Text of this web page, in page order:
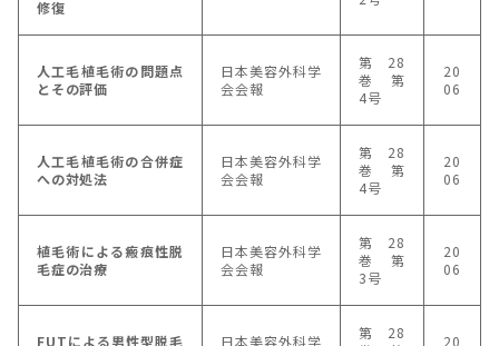
修復
人工毛植毛術の問題点
とその評価
日本美容外科学
会会報
第28
巻 第
4号
20
06
人工毛植毛術の合併症
への対処法
日本美容外科学
会会報
第28
巻 第
4号
20
06
植毛術による瘢痕性脱
毛症の治療
日本美容外科学
会会報
第28
巻 第
3号
20
06
FUTによる男性型脱毛 日本美容外科学
第28
20